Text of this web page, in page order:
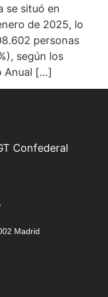
se situó en
de 2025, lo
personas
según los
Anual […]
Confederal
Madrid